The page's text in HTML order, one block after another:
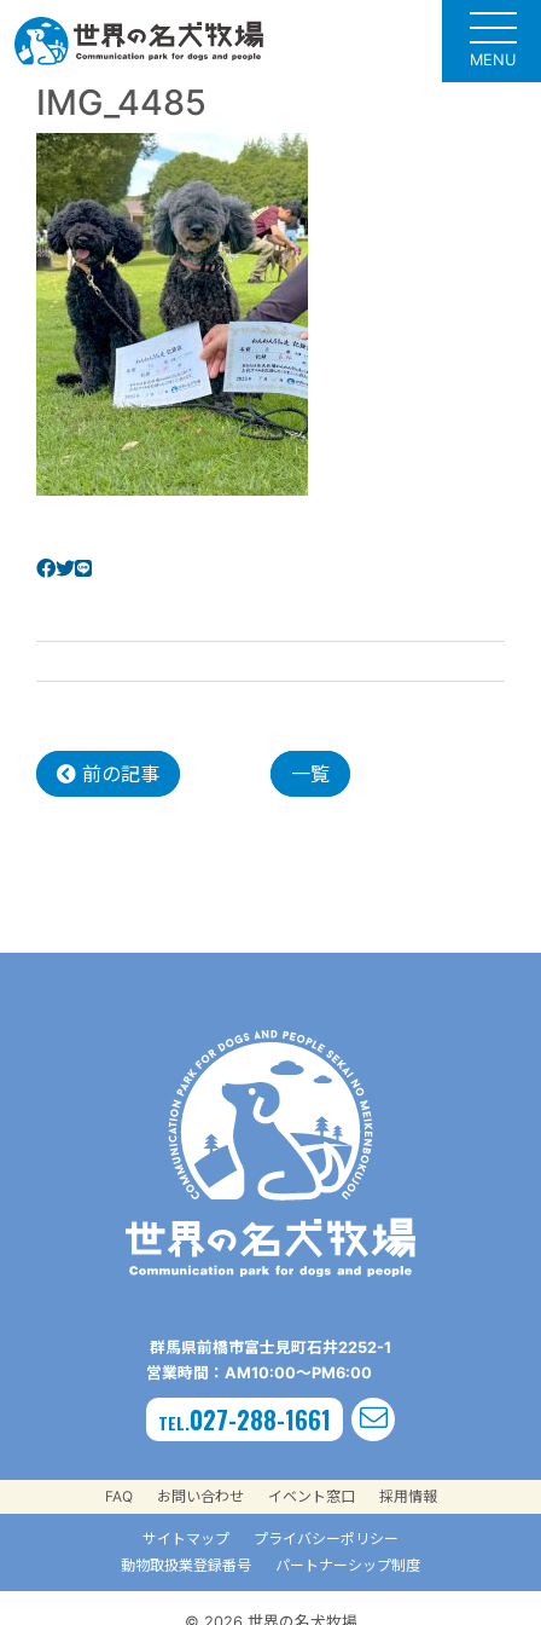
MENU
IMG_4485
前の記事 一覧
群⾺県前橋市富⼠⾒町⽯井2252-1
営業時間：AM10:00〜PM6:00
TEL.027-288-1661
FAQ お問い合わせ イベント窓口 採用情報
サイトマップ
プライバシーポリシー
動物取扱業登録番号
パートナーシップ制度